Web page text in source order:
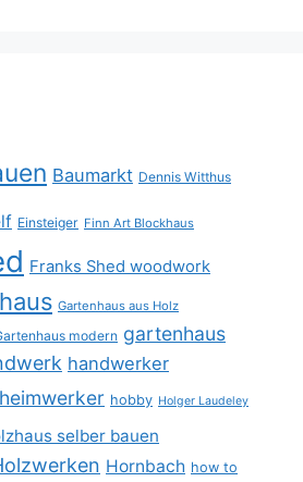
Baumarkt Dennis Witthus
Einsteiger Finn Art Blockhaus
Franks Shed woodwork
Gartenhaus aus Holz
modern gartenhaus
handwerker
heimwerker hobby Holger Laudeley
selber bauen
Hornbach how to